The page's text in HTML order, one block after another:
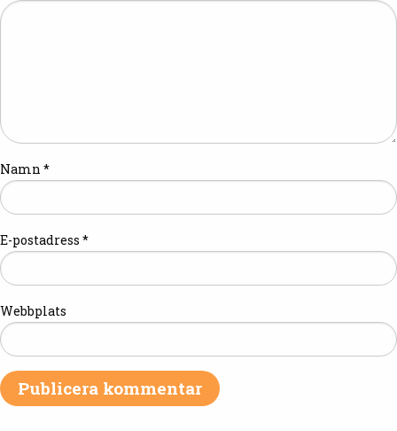
Namn *
E-postadress *
Webbplats